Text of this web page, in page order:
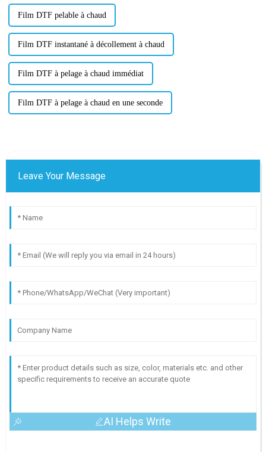
Film DTF pelable à chaud
Film DTF instantané à décollement à chaud
Film DTF à pelage à chaud immédiat
Film DTF à pelage à chaud en une seconde
Leave Your Message
AI Helps Write